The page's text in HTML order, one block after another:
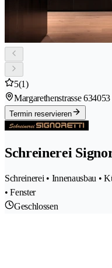
5(1)
Margarethenstrasse 634053
Termin reservieren
Schreinerei
Schreinerei • Innenausbau •
• Fenster
Geschlossen